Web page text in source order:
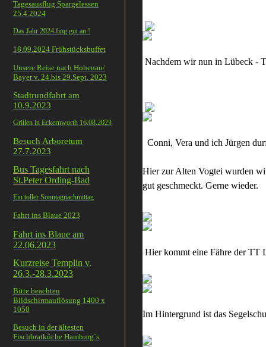
Tagesausflug Spargelessen
25.4.2024
Das Jahr 2024 fing gut an !
18.09.2024 Frühstücksbuffet
Unsere Reise nach Hohenau/
Bayer v. 24.bis 29.Sept. 2023
Stadtrundfahrt am
10.9.2023
Grillen in Eckernworth 16.08.2023
Besuch Arboretum
27.7.2023
Bus Tagesfahrt nach
St.Peter Ording-Bad
Ein toller Sonntagnachmittag
Fahrt ins Blaue 2023
Fahrt ins Blaue am
22.06.2023
Kurzreise Templin v.
26.3.-28.3.2023
Bitte beachten
Bildschirmauflösung 1400 x
1050
Besuch in der ältesten
Fischbratküche Hamburg`s
Nachdem wir nun in Lübeck -
Conni, Vera und ich Jürgen
Hier zur Alten Vogtei wurden
gut geschmeckt. Gerne wieder.
Hier kommt eine Fähre der
Im Hintergrund ist das